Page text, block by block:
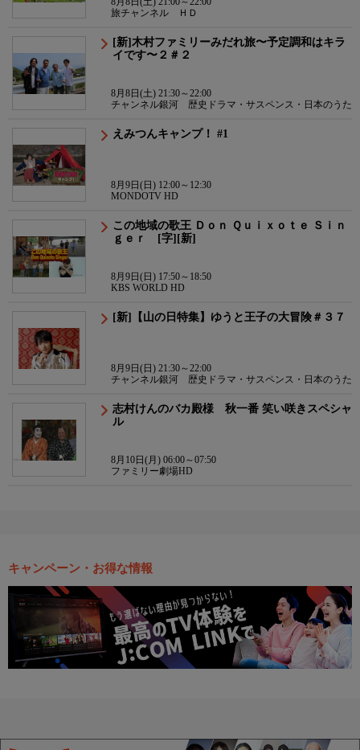
旅チャンネル ＨＤ
[新]木村ファミリーみだれ旅〜予定調和はキラ
イです〜２＃２
8月8日(土) 21:30～22:00
チャンネル銀河 歴史ドラマ・サスペンス・日本のうた
えみつんキャンプ！ #1
8月9日(日) 12:00～12:30
MONDOTV HD
この地域の歌王 Ｄｏｎ Ｑｕｉｘｏｔｅ Ｓｉｎ
ｇｅｒ [字][新]
8月9日(日) 17:50～18:50
KBS WORLD HD
[新]【山の日特集】ゆうと王子の大冒険＃３７
8月9日(日) 21:30～22:00
チャンネル銀河 歴史ドラマ・サスペンス・日本のうた
志村けんのバカ殿様 秋一番 笑い咲きスペシャ
ル
8月10日(月) 06:00～07:50
ファミリー劇場HD
キャンペーン・お得な情報